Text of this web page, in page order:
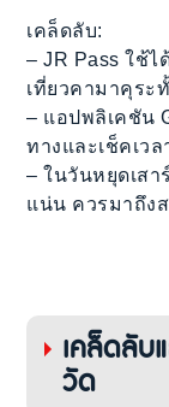
เคล็ดลับ:
– JR Pass ใช้
เที่ยวคามาคุระ
– แอปพลิเคชัน
ทางและเช็คเว
– ในวันหยุดเส
แน่น ควรมาถึง
เคล็ดลับ
วัด